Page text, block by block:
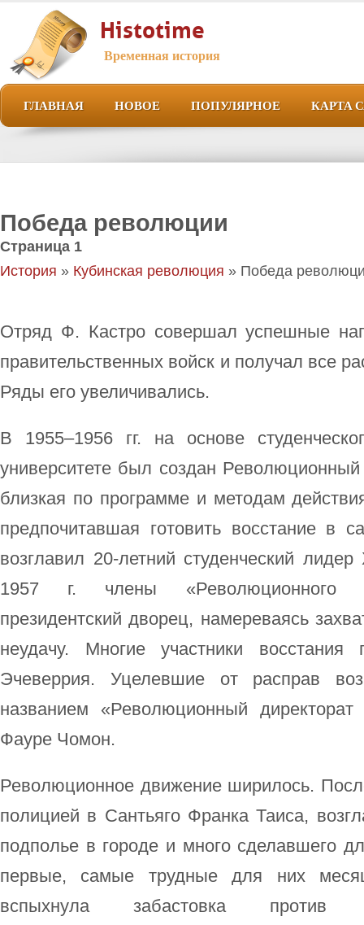
Histotime
Временная история
ГЛАВНАЯ НОВОЕ ПОПУЛЯРНОЕ КАРТА
Победа революции
Страница 1
История » Кубинская революция » Победа
Отряд Ф. Кастро совершал успешные
правительственных войск и получал все
Ряды его увеличивались.
В 1955–1956 гг. на основе
университете был создан Революционный
близкая по программе и методам
предпочитавшая готовить восстание в
возглавил 20-летний студенческий
1957 г. члены «Революционного
президентский дворец, намереваясь
неудачу. Многие участники
Эчеверрия. Уцелевшие от расправ
названием «Революционный
Фауре Чомон.
Революционное движение ширилось.
полицией в Сантьяго Франка Таиса,
подполье в городе и много сделавшего
первые, самые трудные для них
вспыхнула забастовка против